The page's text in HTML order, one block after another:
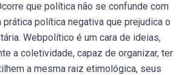
que política não se confunde com
política negativa que prejudica o
Webpolítico é um cara de ideias,
a coletividade, capaz de organizar, ter
a mesma raiz etimológica, seus